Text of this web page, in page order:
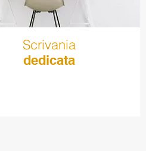
Scrivania
dedicata